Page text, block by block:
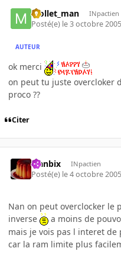
Mollet_man INpactien
Posté(e) le 3 octobre
AUTEUR
ok merci
on peut tu juste overcloker
proco ??
Citer
Flanbix INpactien
Posté(e) le 4 octobre
Nan on peut overclocker le
inverse
a moins de
mais je vois pas l interet de
car la ram limite plus